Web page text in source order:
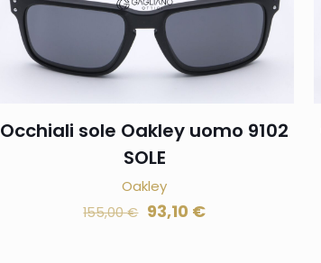
Occhiali sole Oakley uomo 9102
SOLE
Oakley
155,00€ 93,10 €